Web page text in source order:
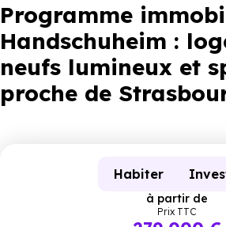
Financer
Programme
Handschuheim :
neufs lumineux et
proche de
Habiter
à partir de
Prix TTC